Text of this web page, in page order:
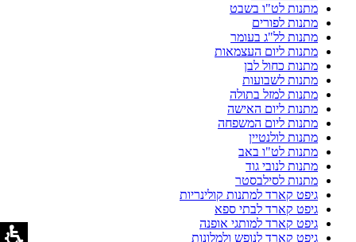
מתנות לט"ו בשבט
מתנות לפורים
מתנות לל"ג בעומר
מתנות ליום העצמאות
מתנות כחול לבן
מתנות לשבועות
מתנות למזל בתולה
מתנות ליום האישה
מתנות ליום המשפחה
מתנות לולנטיין
מתנות לט"ו באב
מתנות לנובי גוד
מתנות לסילבסטר
גיפט קארד למתנות קולינריות
גיפט קארד לבתי ספא
גיפט קארד למותגי אופנה
גיפט קארד לנופש ולמלונות